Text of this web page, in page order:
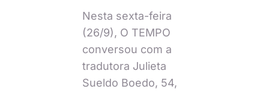
Nesta sexta-feira
(26/9), O TEMPO
conversou com a
tradutora Julieta
Sueldo Boedo, 54,